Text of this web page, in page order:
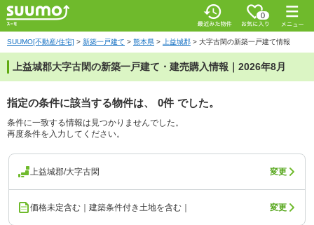
0
SUUMO[不動産/住宅] > 新築一戸建て > 熊本県 > 上益城郡 > 大字古閑の新築一戸建て情報
上益城郡大字古閑の新築一戸建て・建売購入情報｜2026年8月
指定の条件に該当する物件は、 0件 でした。
条件に一致する情報は見つかりませんでした。
再度条件を入力してください。
上益城郡/大字古閑 変更
価格未定含む｜建築条件付き土地を含む｜ 変更